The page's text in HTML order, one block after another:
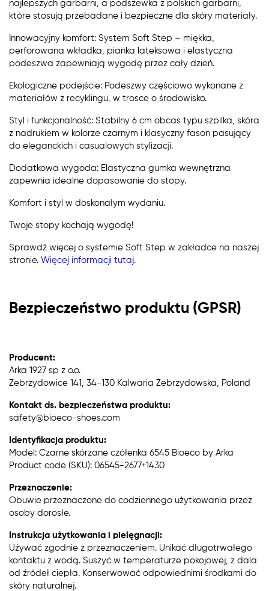
najlepszych garbarni, a podszewka z polskich garbarni,
które stosują przebadane i bezpieczne dla skóry materiały.
Innowacyjny komfort: System Soft Step – miękka,
perforowana wkładka, pianka lateksowa i elastyczna
podeszwa zapewniają wygodę przez cały dzień.
Ekologiczne podejście: Podeszwy częściowo wykonane z
materiałów z recyklingu, w trosce o środowisko.
Styl i funkcjonalność: Stabilny 6 cm obcas typu szpilka, skóra
z nadrukiem w kolorze czarnym i klasyczny fason pasujący
do eleganckich i casualowych stylizacji.
Dodatkowa wygoda: Elastyczna gumka wewnętrzna
zapewnia idealne dopasowanie do stopy.
Komfort i styl w doskonałym wydaniu.
Twoje stopy kochają wygodę!
Sprawdź więcej o systemie Soft Step w zakładce na naszej
stronie. Więcej informacji tutaj.
Bezpieczeństwo produktu (GPSR)
Producent:
Arka 1927 sp z o.o.
Zebrzydowice 141, 34-130 Kalwaria Zebrzydowska, Poland
Kontakt ds. bezpieczeństwa produktu:
safety@bioeco-shoes.com
Identyfikacja produktu:
Model: Czarne skórzane czółenka 6545 Bioeco by Arka
Product code (SKU): 06545-2677+1430
Przeznaczenie:
Obuwie przeznaczone do codziennego użytkowania przez
osoby dorosłe.
Instrukcja użytkowania i pielęgnacji:
Używać zgodnie z przeznaczeniem. Unikać długotrwałego
kontaktu z wodą. Suszyć w temperaturze pokojowej, z dala
od źródeł ciepła. Konserwować odpowiednimi środkami do
skóry naturalnej.